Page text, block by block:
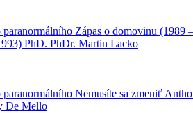
Zápas o domovinu (1989
PhD. PhDr. Martin Lacko
Nemusíte sa zmeniť
De Mello